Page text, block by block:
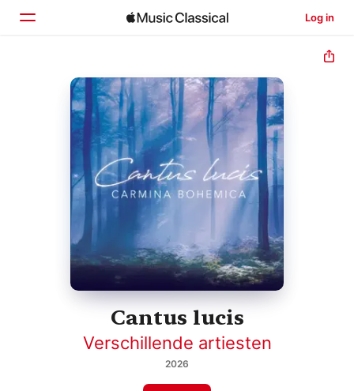
Log in
Home
Ontdek
Zoek
Cantus lucis
Verschillende artiesten
2026